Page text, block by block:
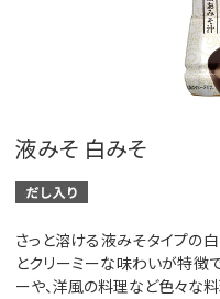
液みそ 白みそ
さっと溶ける液みそタイプの
とクリーミーな味わいが特徴
ーや、洋風の料理など色々な料